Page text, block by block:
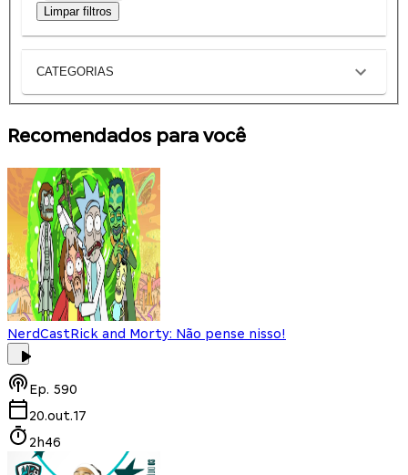
Limpar filtros
CATEGORIAS
Recomendados para você
NerdCastRick and Morty: Não pense nisso!
Ep. 590
20.out.17
2h46